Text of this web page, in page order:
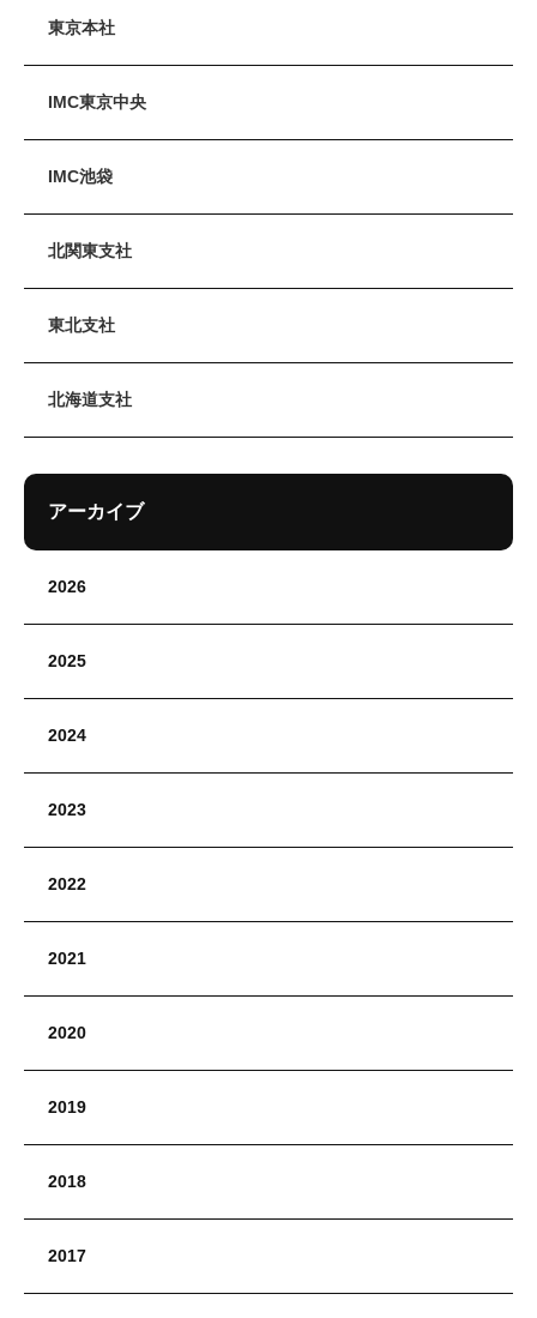
東京本社
IMC東京中央
IMC池袋
北関東支社
東北支社
北海道支社
アーカイブ
2026
2025
2024
2023
2022
2021
2020
2019
2018
2017